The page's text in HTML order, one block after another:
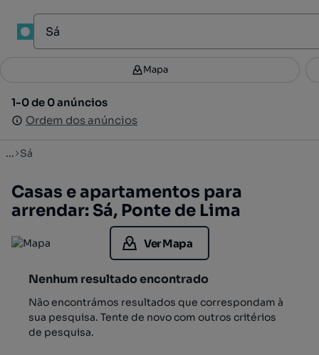
Filtros 2
1-0 de 0 anúncios
Ordem dos anúncios
Mapa
1-0 de 0 anúncios
Ordem dos anúncios
... Sá
Casas e apartamentos para
arrendar: Sá, Ponte de Lima
Ver Mapa
Nenhum resultado encontrado
Não encontrámos resultados que correspondam à
sua pesquisa. Tente de novo com outros critérios
de pesquisa.